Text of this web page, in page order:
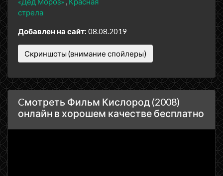
стрела
Добавлен на сайт: 08.08.2019
Скриншоты (внимание спойлеры)
Cмотреть Фильм Кислород (2008)
онлайн в хорошем качестве бесплатно